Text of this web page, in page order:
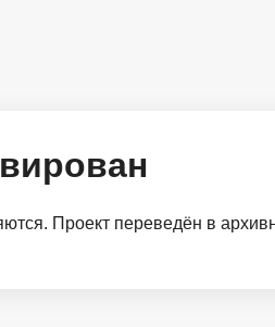
Проект переведён в